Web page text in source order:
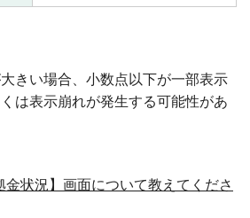
きい場合、小数点以下が一部表示
は表示崩れが発生する可能性があ
金状況】画面について教えてくださ